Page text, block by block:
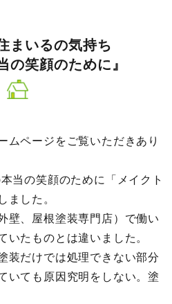
まいるの気持ち
の笑顔のために』
ムページをご覧いただきあり
当の笑顔のために「メイクト
ました。
壁、屋根塗装専門店）で働い
たものとは違いました。
装だけでは処理できない部分
いても原因究明をしない。塗